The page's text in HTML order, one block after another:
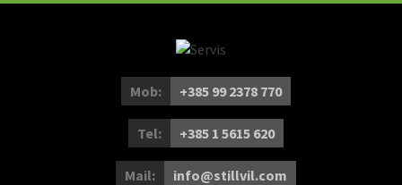
Mob: +385 99 2378 770
Tel: +385 1 5615 620
Mail: info@stillvil.com